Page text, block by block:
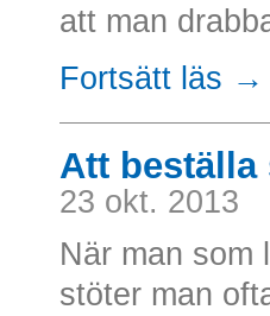
att man
Fortsätt läs →
Att beställa
23 okt. 2013
När man som
stöter man